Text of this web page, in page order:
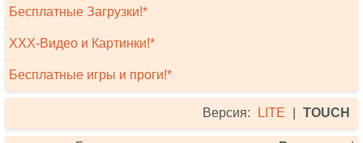
Бесплатные Загрузки!*
XXX-Видео и Картинки!*
Бесплатные игры и проги!*
Версия: LITE TOUCH